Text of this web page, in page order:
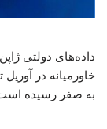
داده‌های دولتی
خاورمیانه در آوریل
به صفر رسیده